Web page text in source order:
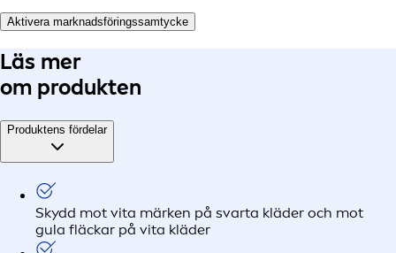
Aktivera marknadsföringssamtycke
Läs mer
om produkten
Produktens fördelar
Skydd mot vita märken på svarta kläder och mot
gula fläckar på vita kläder